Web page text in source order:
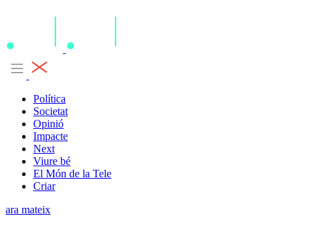
Política
Societat
Opinió
Impacte
Next
Viure bé
El Món de la Tele
Criar
ara mateix